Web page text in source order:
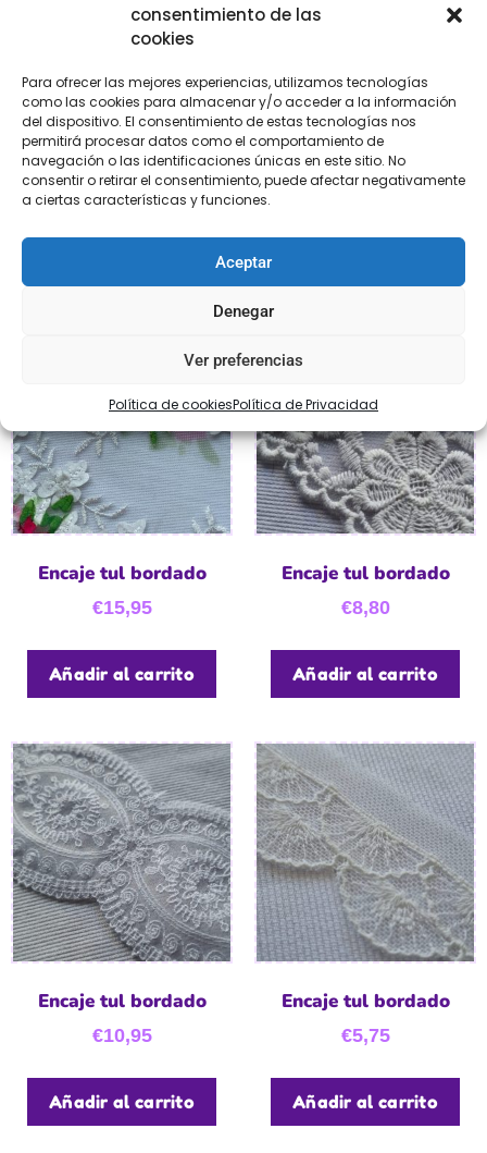
consentimiento de las
cookies
Para ofrecer las mejores experiencias, utilizamos tecnologías
como las cookies para almacenar y/o acceder a la información
del dispositivo. El consentimiento de estas tecnologías nos
permitirá procesar datos como el comportamiento de
navegación o las identificaciones únicas en este sitio. No
consentir o retirar el consentimiento, puede afectar negativamente
a ciertas características y funciones.
Aceptar
Denegar
Ver preferencias
Política de cookiesPolítica de Privacidad
Encaje tul bordado
€30,95
Punta tul bordado
€10,95
Encaje tul bordado
€15,95
Añadir al carrito
Encaje tul bordado
€8,80
Añadir al carrito
Encaje tul bordado
€10,95
Añadir al carrito
Encaje tul bordado
€5,75
Añadir al carrito